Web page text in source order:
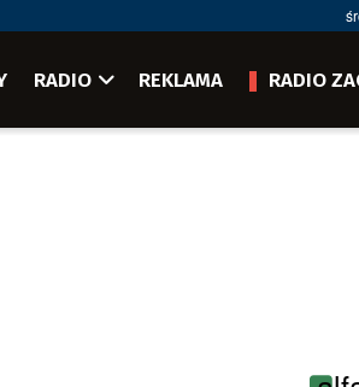
RADIO REKLAMA RADIO